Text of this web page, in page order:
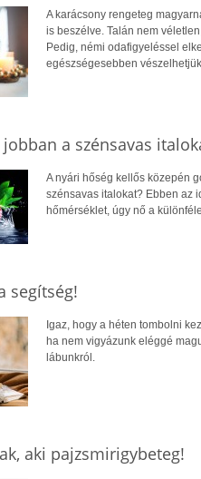
A karácsony rengeteg
is beszélve. Talán nem
Pedig, némi odafigyeléssel
egészségesebben
a szénsavas
A nyári hőség kellős közepén
szénsavas italokat? Ebben az
hőmérséklet, úgy nő a
segítség!
Igaz, hogy a héten tombolni
ha nem vigyázunk eléggé
lábunkról.
aki pajzsmirigybeteg!